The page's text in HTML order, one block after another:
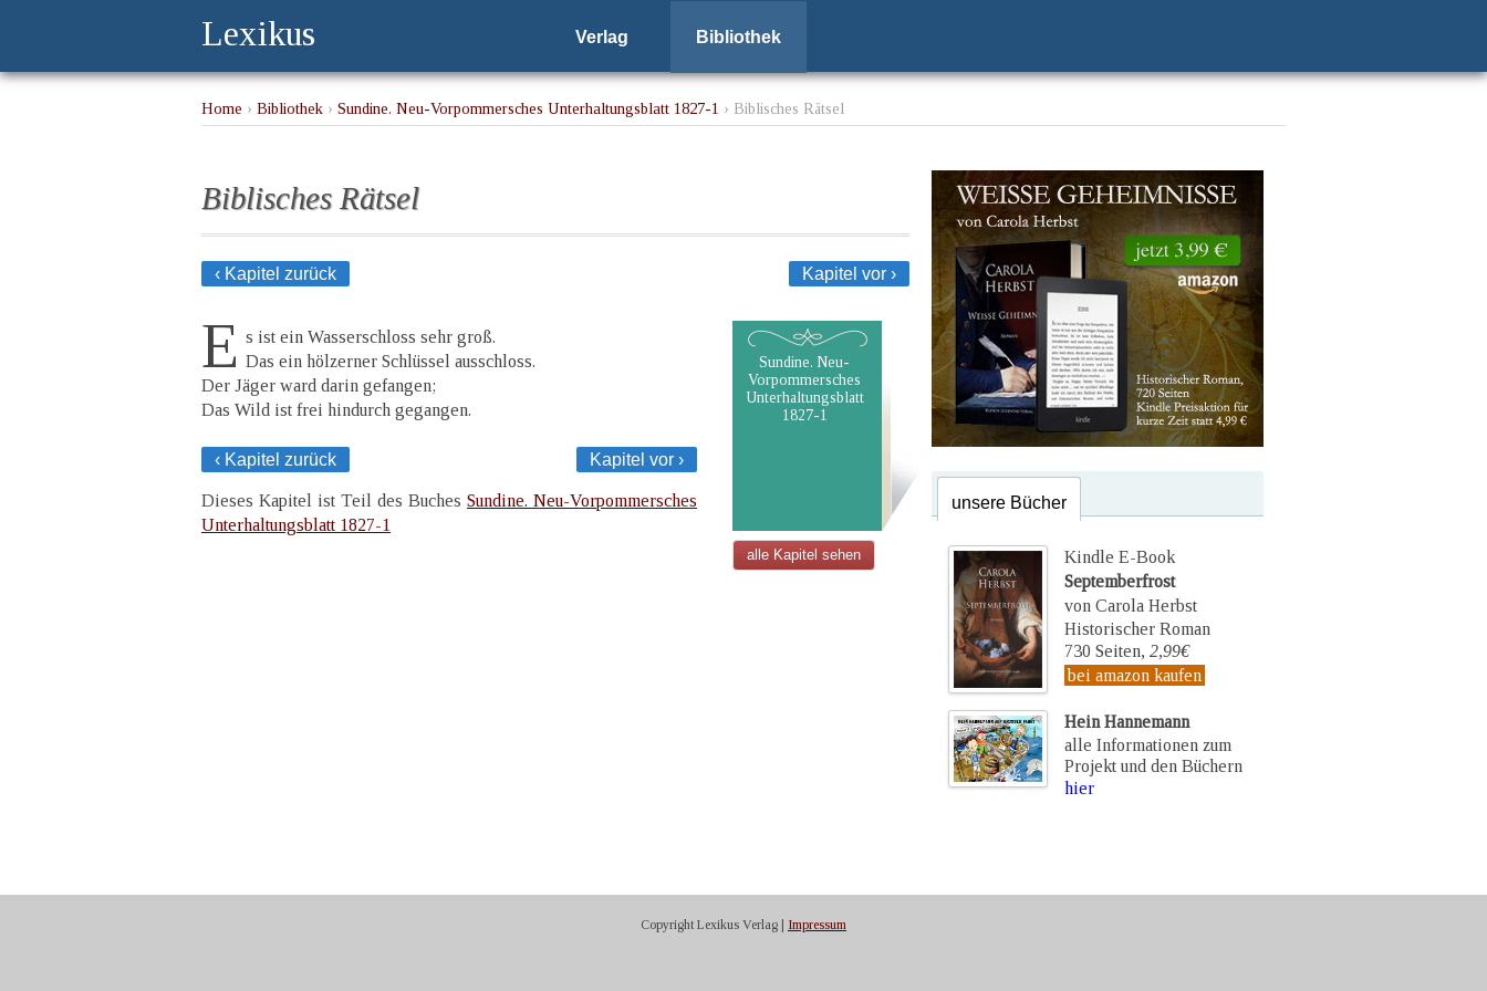
Lexikus Verlag Bibliothek
Home › Bibliothek › Sundine. Neu-Vorpommersches Unterhaltungsblatt 1827-1 › Biblisches Rätsel
Biblisches Rätsel
‹ Kapitel zurück Kapitel vor ›
E s ist ein Wasserschloss sehr groß.
Das ein hölzerner Schlüssel ausschloss.
Der Jäger ward darin gefangen;
Das Wild ist frei hindurch gegangen.
‹ Kapitel zurück Kapitel vor ›
Dieses Kapitel ist Teil des Buches Sundine. Neu-Vorpommersches
Unterhaltungsblatt 1827-1
Sundine. Neu-
Vorpommersches
Unterhaltungsblatt
1827-1
alle Kapitel sehen
unsere Bücher
Kindle E-Book
Septemberfrost
von Carola Herbst
Historischer Roman
730 Seiten, 2,99€
bei amazon kaufen
Hein Hannemann
alle Informationen zum
Projekt und den Büchern
hier
Copyright Lexikus Verlag | Impressum